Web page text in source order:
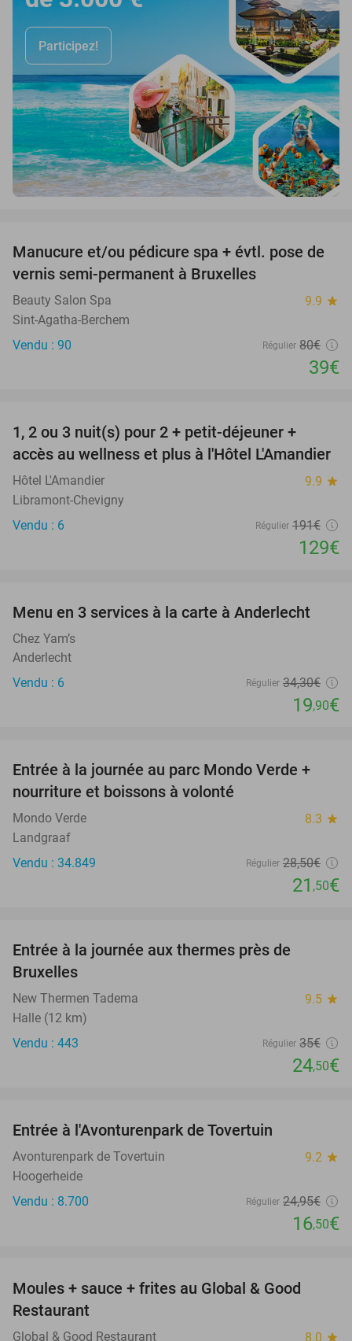
Participez!
51%
Manucure et/ou pédicure spa + évtl. pose de
vernis semi-permanent à Bruxelles
Beauty Salon Spa 9.9 star
Sint-Agatha-Berchem
Vendu : 90
Régulier 80€
39€
TODAY
1, 2 ou 3 nuit(s) pour 2 + petit-déjeuner +
accès au wellness et plus à l'Hôtel L'Amandier
Hôtel L'Amandier 9.9 star
Libramont-Chevigny
Vendu : 6
Régulier 191€
129€
42%
Menu en 3 services à la carte à Anderlecht
Chez Yam’s
Anderlecht
Vendu : 6
Régulier 34,30€
19,90€
25%
Entrée à la journée au parc Mondo Verde +
nourriture et boissons à volonté
Mondo Verde 8.3 star
Landgraaf
Vendu : 34.849
Régulier 28,50€
21 ,50€
Entrée à la journée aux thermes près de
Bruxelles
New Thermen Tadema 9.5 star
Halle (12 km)
Vendu : 443
Régulier 35€
24,50€
Entrée à l'Avonturenpark de Tovertuin
Avonturenpark de Tovertuin 9.2 star
Hoogerheide
Vendu : 8.700
Régulier 24,95€
16,50€
Moules + sauce + frites au Global & Good
Restaurant
Global & Good Restaurant 8.0 star